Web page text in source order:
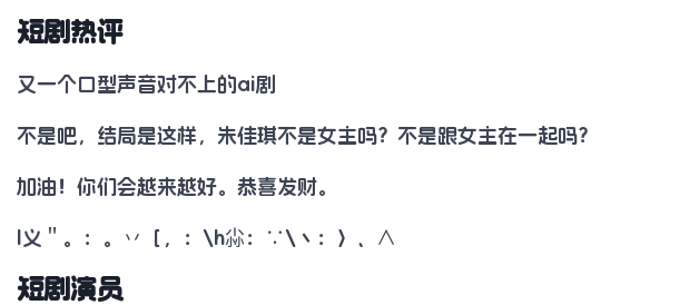
短剧热评
又一个口型声音对不上的ai剧
不是吧，结局是这样，朱佳琪不是女主吗？不是跟女主在一起吗？
加油！你们会越来越好。恭喜发财。
l义＂。：。丷［，：\h尛：∵\丶：〉、∧
短剧演员